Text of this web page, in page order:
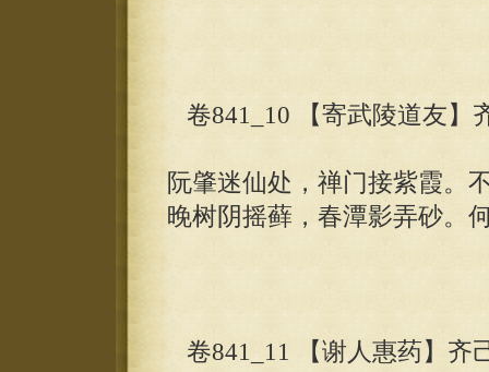
卷841_10 【寄武陵道友】
阮肇迷仙处，禅门接紫霞。
晚树阴摇藓，春潭影弄砂。
卷841_11 【谢人惠药】齐